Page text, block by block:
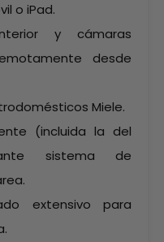
o iPad.
y cámaras
desde
Miele.
(incluida la del
sistema de
extensivo para